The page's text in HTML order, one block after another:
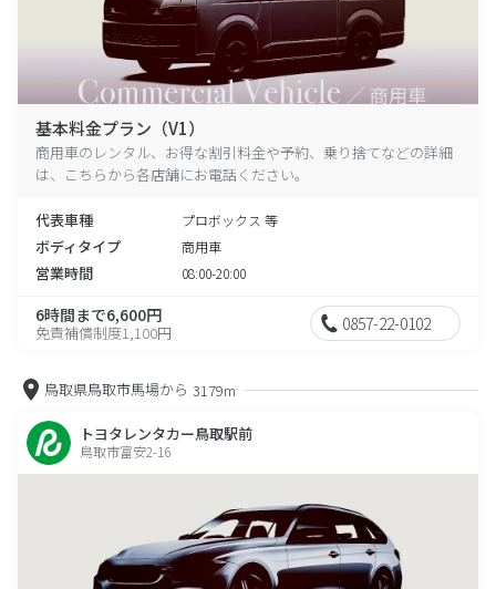
基本料金プラン（V1）
商用車のレンタル、お得な割引料金や予約、乗り捨てなどの詳細
は、こちらから各店舗にお電話ください。
代表車種 プロボックス 等
ボディタイプ 商用車
営業時間 08:00-20:00
6時間まで6,600円
免責補償制度1,100円 0857-22-0102
鳥取県鳥取市馬場から 3179m
トヨタレンタカー鳥取駅前
鳥取市富安2-16